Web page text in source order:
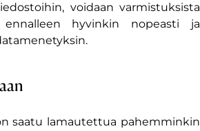
voidaan varmistuksista
hyvinkin nopeasti ja
saatu lamautettua pahemminkin